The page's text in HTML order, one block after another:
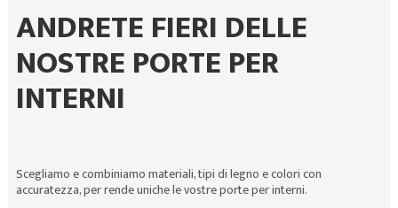
ANDRETE FIERI DELLE
NOSTRE PORTE PER
INTERNI
Scegliamo e combiniamo materiali, tipi di legno e colori con
accuratezza, per rende uniche le vostre porte per interni.